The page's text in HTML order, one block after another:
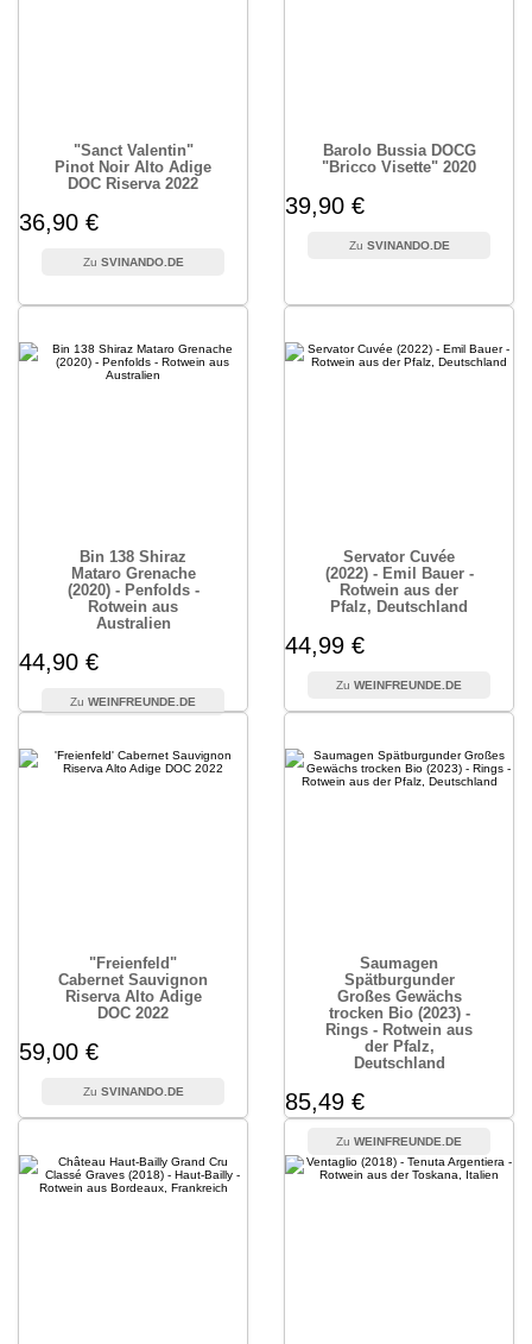
"Sanct Valentin"
Pinot Noir Alto Adige
DOC Riserva 2022
36,90 €
SVINANDO.DE
Barolo Bussia DOCG
"Bricco Visette" 2020
39,90 €
SVINANDO.DE
Bin 138 Shiraz
Mataro Grenache
(2020) - Penfolds -
Rotwein aus
Australien
44,90 €
WEINFREUNDE.DE
Servator Cuvée
(2022) - Emil Bauer -
Rotwein aus der
Pfalz, Deutschland
44,99 €
WEINFREUNDE.DE
"Freienfeld"
Cabernet Sauvignon
Riserva Alto Adige
DOC 2022
59,00 €
SVINANDO.DE
Saumagen
Spätburgunder
Großes Gewächs
trocken Bio (2023) -
Rings - Rotwein aus
der Pfalz,
Deutschland
85,49 €
WEINFREUNDE.DE